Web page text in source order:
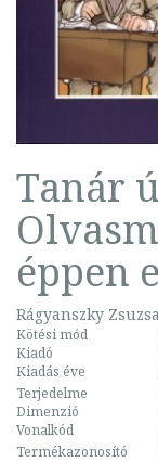
Tanár
éppen
Rágyanszky
Kötési mód
Kiadó
Kiadás éve
Terjedelme
Dimenzió
Vonalkód
Termékazonosító